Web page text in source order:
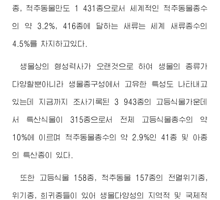
종, 척추동물만도 1 431종으로서 세계적인 척추동물종수
의 약 3.2%, 416종에 달하는 새류는 세계 새류종수의
4.5%를 차지하고있다.
생물상의 형성력사가 오랜것으로 하여 생물의 종류가
다양할뿐아니라 생물종구성에서 고유한 특성도 나타내고
있는데 지금까지 조사기록된 3 943종의 고등식물가운데
서 특산식물이 315종으로서 전체 고등식물총수의 약
10%에 이르며 척추동물총수의 약 2.9%인 41종 및 아종
의 특산종이 있다.
또한 고등식물 158종, 척추동물 157종의 전멸위기종,
위기종, 희귀종들이 있어 생물다양성의 지역적 및 국제적